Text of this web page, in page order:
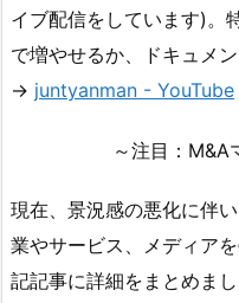
イブ配信をしています)。
で増やせるか、ドキュメ
→ juntyanman - YouTube
～注目：M&A
現在、景況感の悪化に伴
業やサービス、メディア
記記事に詳細をまとめま